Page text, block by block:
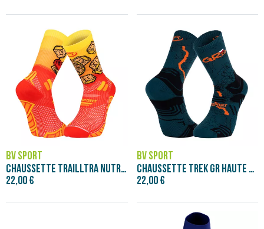
BV SPORT
CHAUSSETTE TRAILLTRA NUTRISOCKS TEQUILA
22,00 €
BV SPORT
CHAUSSETTE TREK GR HAUTE GR20 VERT/ORANG
22,00 €